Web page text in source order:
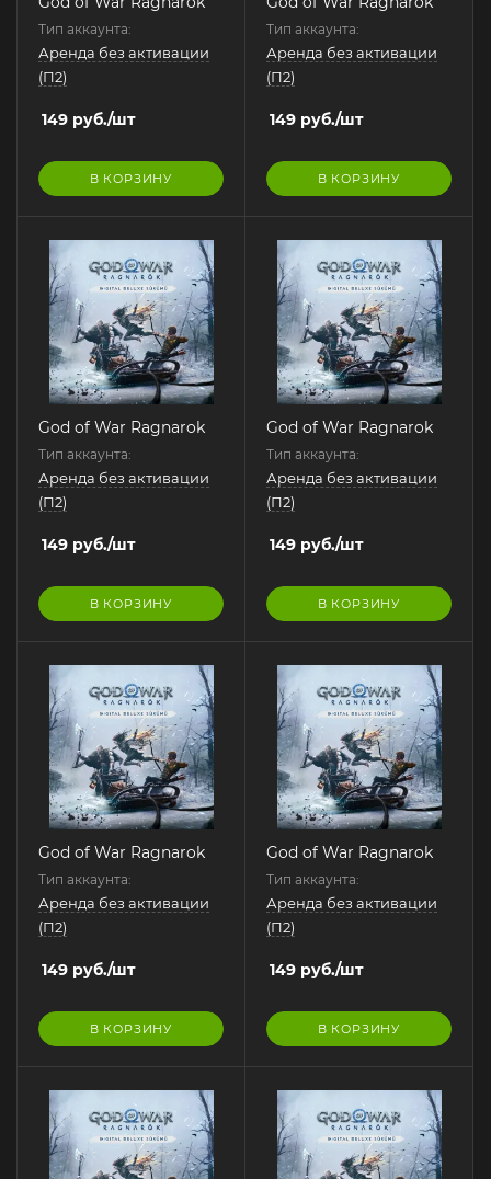
Тип аккаунта:
Аренда без активации
(П2)
149 руб./шт
В КОРЗИНУ
Тип аккаунта:
Аренда без активации
(П2)
149 руб./шт
В КОРЗИНУ
God of War Ragnarok
Тип аккаунта:
Аренда без активации
(П2)
149 руб./шт
В КОРЗИНУ
God of War Ragnarok
Тип аккаунта:
Аренда без активации
(П2)
149 руб./шт
В КОРЗИНУ
God of War Ragnarok
Тип аккаунта:
Аренда без активации
(П2)
149 руб./шт
В КОРЗИНУ
God of War Ragnarok
Тип аккаунта:
Аренда без активации
(П2)
149 руб./шт
В КОРЗИНУ